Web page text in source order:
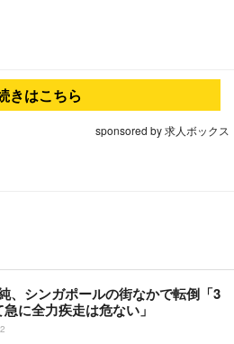
きはこちら
sponsored by 求人ボックス
、シンガポールの街なかで転倒「3
に全力疾走は危ない」